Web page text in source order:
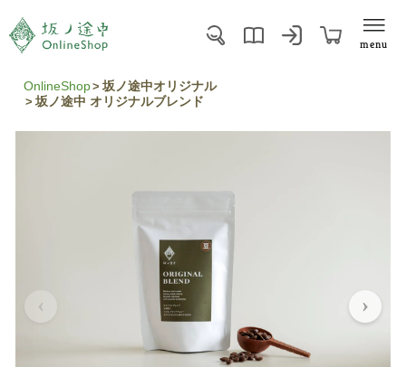
menu
OnlineShop
坂ノ途中オリジナル
坂ノ途中 オリジナルブレンド